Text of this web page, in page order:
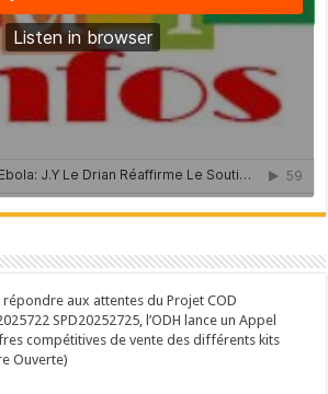
répondre aux attentes du Projet COD
SPD20252725, l’ODH lance un Appel
compétitives de vente des différents kits
Ouverte)